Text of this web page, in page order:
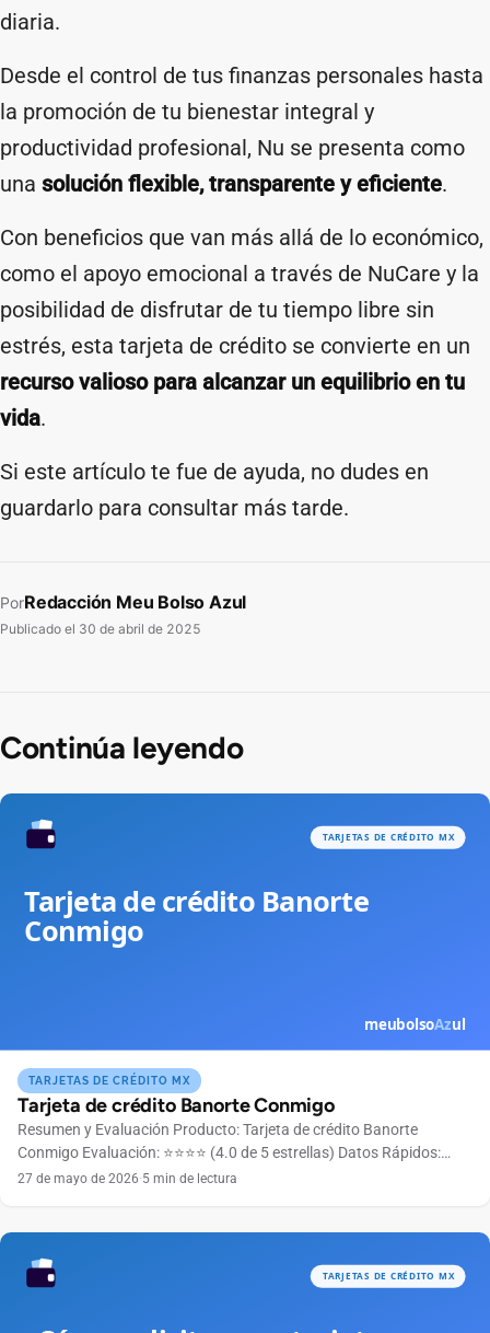
diaria.
Desde el control de tus finanzas personales hasta
la promoción de tu bienestar integral y
productividad profesional, Nu se presenta como
una solución flexible, transparente y eficiente.
Con beneficios que van más allá de lo económico,
como el apoyo emocional a través de NuCare y la
posibilidad de disfrutar de tu tiempo libre sin
estrés, esta tarjeta de crédito se convierte en un
recurso valioso para alcanzar un equilibrio en tu
vida.
Si este artículo te fue de ayuda, no dudes en
guardarlo para consultar más tarde.
PorRedacción Meu Bolso Azul
Publicado el 30 de abril de 2025
Continúa leyendo
TARJETAS DE CRÉDITO MX
Tarjeta de crédito Banorte Conmigo
Resumen y Evaluación Producto: Tarjeta de crédito Banorte
Conmigo Evaluación: ⭐⭐⭐⭐ (4.0 de 5 estrellas) Datos Rápidos:
Anualidad Gratuita el primer año Bandera Mastercard Límite de
pensados […]
27 de mayo de 2026·5 min de lectura